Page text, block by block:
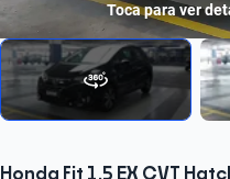
Toca para ver
Honda Fit 1.5 EX CVT